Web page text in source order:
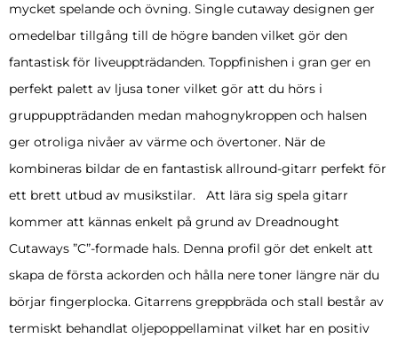
mycket spelande och övning. Single cutaway designen ger
omedelbar tillgång till de högre banden vilket gör den
fantastisk för liveuppträdanden. Toppfinishen i gran ger en
perfekt palett av ljusa toner vilket gör att du hörs i
gruppuppträdanden medan mahognykroppen och halsen
ger otroliga nivåer av värme och övertoner. När de
kombineras bildar de en fantastisk allround-gitarr perfekt för
ett brett utbud av musikstilar. Att lära sig spela gitarr
kommer att kännas enkelt på grund av Dreadnought
Cutaways ”C”-formade hals. Denna profil gör det enkelt att
skapa de första ackorden och hålla nere toner längre när du
börjar fingerplocka. Gitarrens greppbräda och stall består av
termiskt behandlat oljepoppellaminat vilket har en positiv